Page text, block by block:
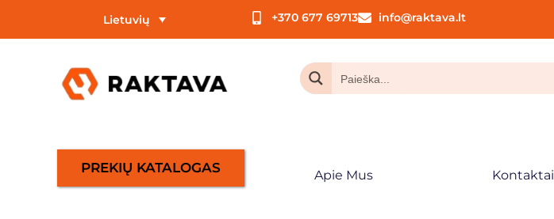
Lietuvių +370 677 69713 info@raktava.lt
PREKIŲ KATALOGAS Apie Mus Kontaktai